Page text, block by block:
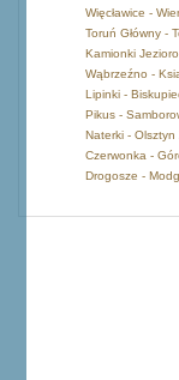
Więcławice -
Toruń Główny -
Kamionki
Wąbrzeźno -
Lipinki -
Pikus -
Naterki -
Czerwonka -
Drogosze -